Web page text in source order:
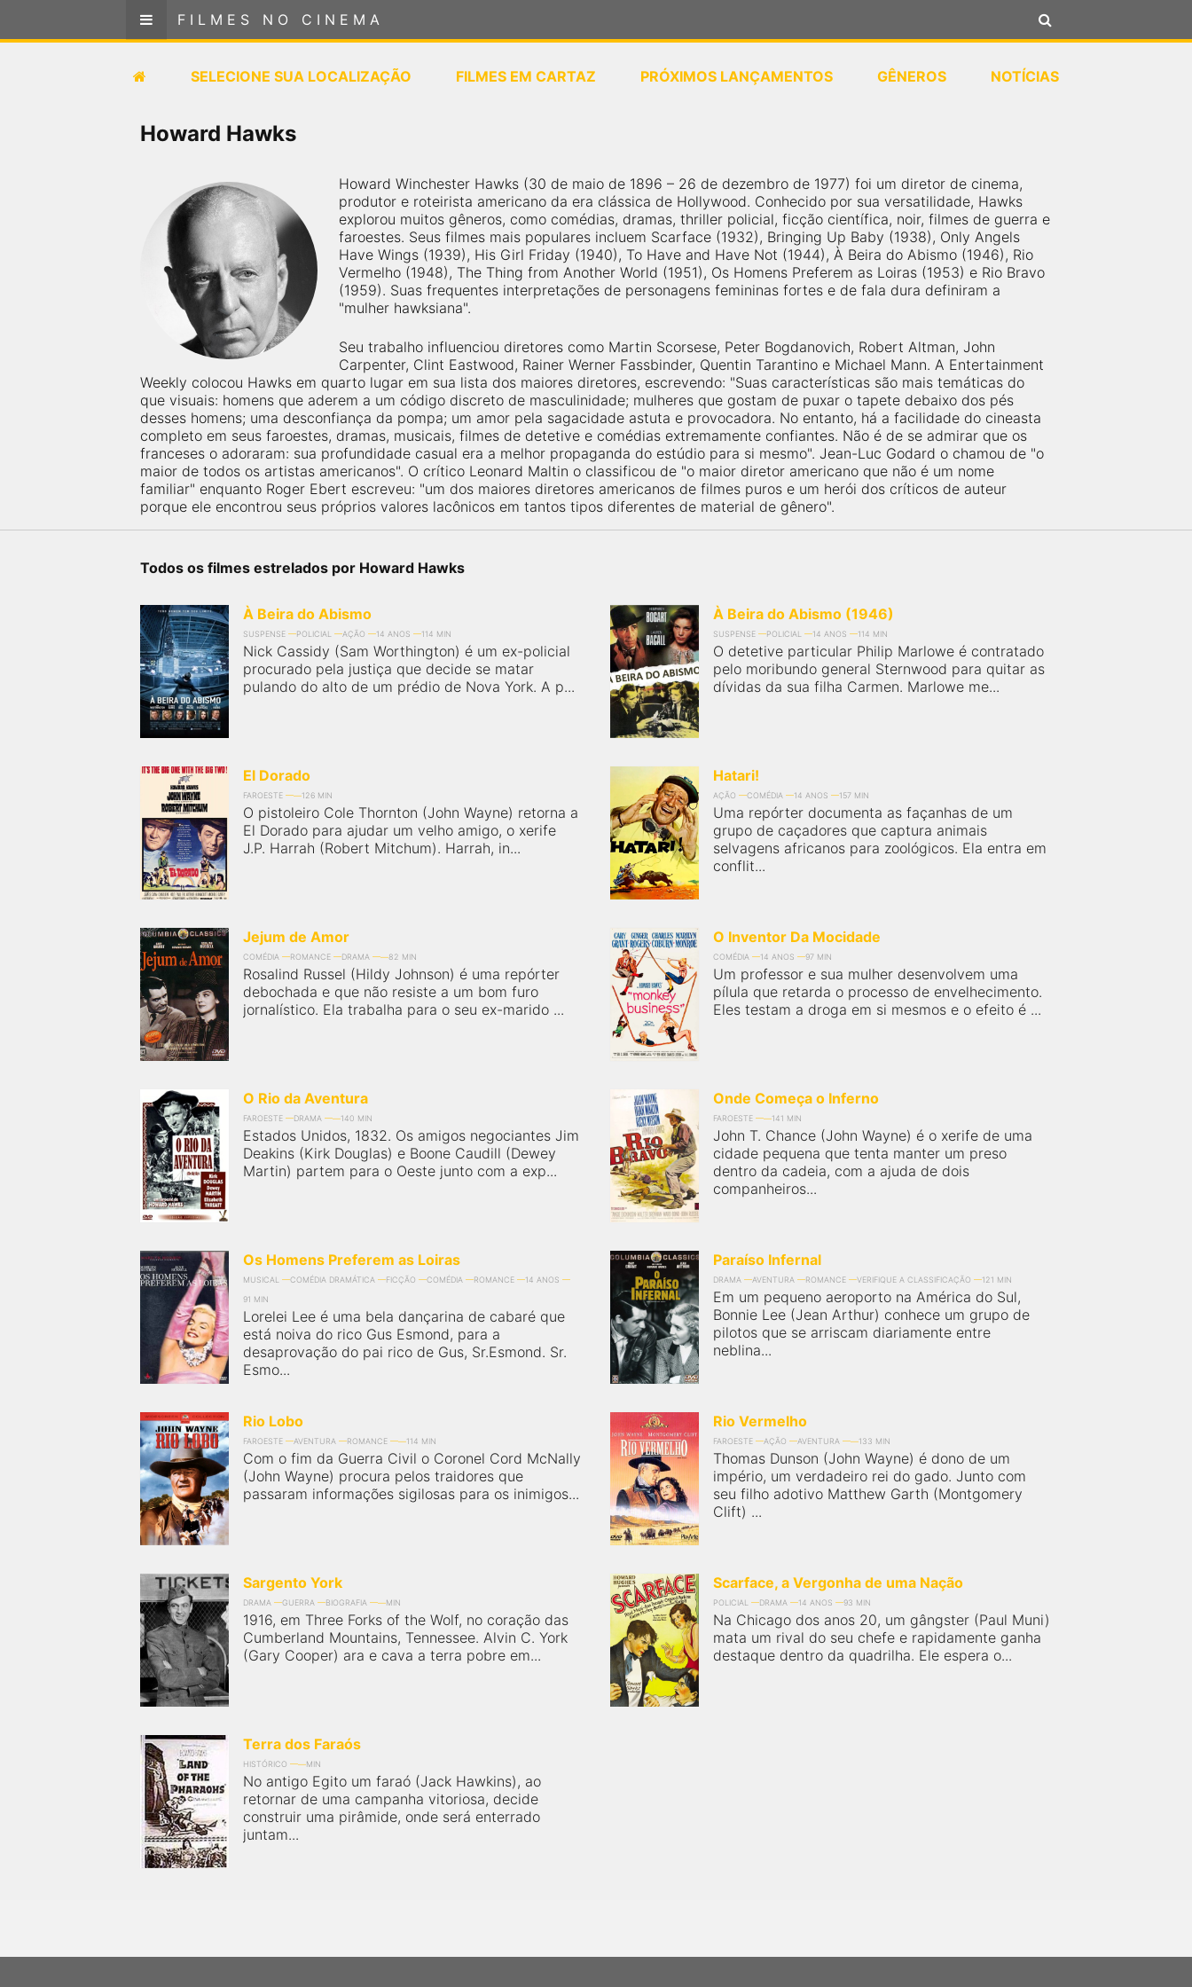
FILMES NO CINEMA
SELECIONE SUA LOCALIZAÇÃO FILMES EM CARTAZ PRÓXIMOS LANÇAMENTOS GÊNEROS NOTÍCIAS
Howard Hawks
Howard Winchester Hawks (30 de maio de 1896 – 26 de dezembro de 1977) foi um diretor de cinema,
produtor e roteirista americano da era clássica de Hollywood. Conhecido por sua versatilidade, Hawks
explorou muitos gêneros, como comédias, dramas, thriller policial, ficção científica, noir, filmes de guerra e
faroestes. Seus filmes mais populares incluem Scarface (1932), Bringing Up Baby (1938), Only Angels
Have Wings (1939), His Girl Friday (1940), To Have and Have Not (1944), À Beira do Abismo (1946), Rio
Vermelho (1948), The Thing from Another World (1951), Os Homens Preferem as Loiras (1953) e Rio Bravo
(1959). Suas frequentes interpretações de personagens femininas fortes e de fala dura definiram a
"mulher hawksiana".
Seu trabalho influenciou diretores como Martin Scorsese, Peter Bogdanovich, Robert Altman, John
Carpenter, Clint Eastwood, Rainer Werner Fassbinder, Quentin Tarantino e Michael Mann. A Entertainment
Weekly colocou Hawks em quarto lugar em sua lista dos maiores diretores, escrevendo: "Suas características são mais temáticas do
que visuais: homens que aderem a um código discreto de masculinidade; mulheres que gostam de puxar o tapete debaixo dos pés
desses homens; uma desconfiança da pompa; um amor pela sagacidade astuta e provocadora. No entanto, há a facilidade do cineasta
completo em seus faroestes, dramas, musicais, filmes de detetive e comédias extremamente confiantes. Não é de se admirar que os
franceses o adoraram: sua profundidade casual era a melhor propaganda do estúdio para si mesmo". Jean-Luc Godard o chamou de "o
maior de todos os artistas americanos". O crítico Leonard Maltin o classificou de "o maior diretor americano que não é um nome
familiar" enquanto Roger Ebert escreveu: "um dos maiores diretores americanos de filmes puros e um herói dos críticos de auteur
porque ele encontrou seus próprios valores lacônicos em tantos tipos diferentes de material de gênero".
Todos os filmes estrelados por Howard Hawks
À Beira do Abismo
SUSPENSE POLICIAL AÇÃO 14 ANOS 114 MIN
Nick Cassidy (Sam Worthington) é um ex-policial
procurado pela justiça que decide se matar
pulando do alto de um prédio de Nova York. A p...
À Beira do Abismo (1946)
SUSPENSE POLICIAL 14 ANOS 114 MIN
O detetive particular Philip Marlowe é contratado
pelo moribundo general Sternwood para quitar as
dívidas da sua filha Carmen. Marlowe me...
El Dorado
FAROESTE 126 MIN
O pistoleiro Cole Thornton (John Wayne) retorna a
El Dorado para ajudar um velho amigo, o xerife
J.P. Harrah (Robert Mitchum). Harrah, in...
Hatari!
AÇÃO COMÉDIA 14 ANOS 157 MIN
Uma repórter documenta as façanhas de um
grupo de caçadores que captura animais
selvagens africanos para zoológicos. Ela entra em
conflit...
Jejum de Amor
COMÉDIA ROMANCE DRAMA 82 MIN
Rosalind Russel (Hildy Johnson) é uma repórter
debochada e que não resiste a um bom furo
jornalístico. Ela trabalha para o seu ex-marido ...
O Inventor Da Mocidade
COMÉDIA 14 ANOS 97 MIN
Um professor e sua mulher desenvolvem uma
pílula que retarda o processo de envelhecimento.
Eles testam a droga em si mesmos e o efeito é ...
O Rio da Aventura
FAROESTE DRAMA 140 MIN
Estados Unidos, 1832. Os amigos negociantes Jim
Deakins (Kirk Douglas) e Boone Caudill (Dewey
Martin) partem para o Oeste junto com a exp...
Onde Começa o Inferno
FAROESTE 141 MIN
John T. Chance (John Wayne) é o xerife de uma
cidade pequena que tenta manter um preso
dentro da cadeia, com a ajuda de dois
companheiros...
Os Homens Preferem as Loiras
MUSICAL COMÉDIA DRAMÁTICA FICÇÃO COMÉDIA ROMANCE
14 ANOS
91 MIN
Lorelei Lee é uma bela dançarina de cabaré que
está noiva do rico Gus Esmond, para a
desaprovação do pai rico de Gus, Sr.Esmond. Sr.
Esmo...
Paraíso Infernal
DRAMA AVENTURA ROMANCE VERIFIQUE A CLASSIFICAÇÃO 121 MIN
Em um pequeno aeroporto na América do Sul,
Bonnie Lee (Jean Arthur) conhece um grupo de
pilotos que se arriscam diariamente entre
neblina...
Rio Lobo
FAROESTE AVENTURA ROMANCE 114 MIN
Com o fim da Guerra Civil o Coronel Cord McNally
(John Wayne) procura pelos traidores que
passaram informações sigilosas para os inimigos...
Rio Vermelho
FAROESTE AÇÃO AVENTURA 133 MIN
Thomas Dunson (John Wayne) é dono de um
império, um verdadeiro rei do gado. Junto com
seu filho adotivo Matthew Garth (Montgomery
Clift) ...
Sargento York
DRAMA GUERRA BIOGRAFIA MIN
1916, em Three Forks of the Wolf, no coração das
Cumberland Mountains, Tennessee. Alvin C. York
(Gary Cooper) ara e cava a terra pobre em...
Scarface, a Vergonha de uma Nação
POLICIAL DRAMA 14 ANOS 93 MIN
Na Chicago dos anos 20, um gângster (Paul Muni)
mata um rival do seu chefe e rapidamente ganha
destaque dentro da quadrilha. Ele espera o...
Terra dos Faraós
HISTÓRICO MIN
No antigo Egito um faraó (Jack Hawkins), ao
retornar de uma campanha vitoriosa, decide
construir uma pirâmide, onde será enterrado
juntam...
FILMES NO CINEMA
SELECIONE SUA LOCALIZAÇÃO
é o maior localizador de
você pode encontrar os filmes no cinema mais
próximos a você ou a qualquer cidade em território
brasileiro. Você pode também acessar informações
sobre cinemas, horários, assistir aos trailers e muito